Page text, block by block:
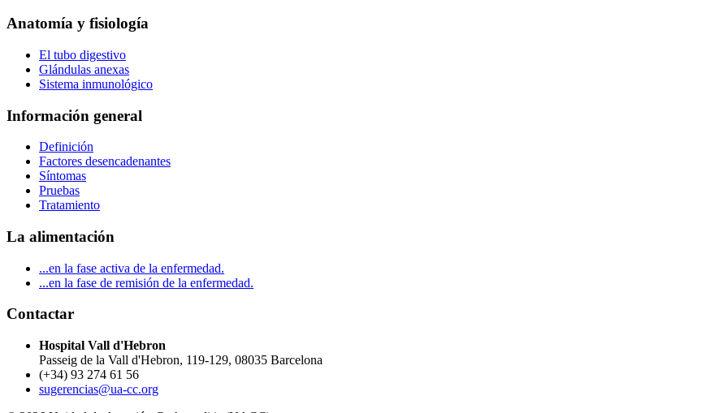
Anatomía y fisiología
El tubo digestivo
Glándulas anexas
Sistema inmunológico
Información general
Definición
Factores desencadenantes
Síntomas
Pruebas
Tratamiento
La alimentación
...en la fase activa de la enfermedad.
...en la fase de remisión de la enfermedad.
Contactar
Hospital Vall d'Hebron
Passeig de la Vall d'Hebron, 119-129, 08035 Barcelona
(+34) 93 274 61 56
sugerencias@ua-cc.org